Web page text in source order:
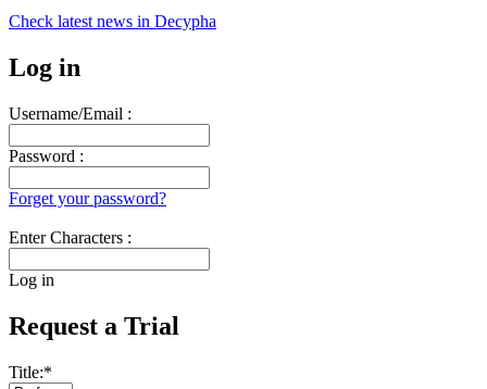
Check latest news in Decypha
Log in
Username/Email :
Password :
Forget your password?
Enter Characters :
Log in
Request a Trial
Title:*